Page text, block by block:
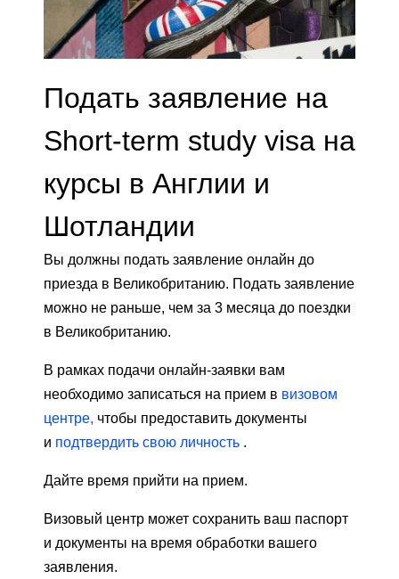
Подать заявление на
Short-term study visa на
курсы в Англии и
Шотландии
Вы должны подать заявление онлайн до
приезда в Великобританию. Подать заявление
можно не раньше, чем за 3 месяца до поездки
в Великобританию.
В рамках подачи онлайн-заявки вам
необходимо записаться на прием в визовом
центре, чтобы предоставить документы
и подтвердить свою личность .
Дайте время прийти на прием.
Визовый центр может сохранить ваш паспорт
и документы на время обработки вашего
заявления.